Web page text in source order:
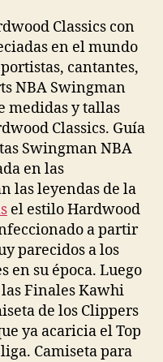
Classics con
en el mundo
cantantes,
NBA Swingman
medidas y tallas
Classics. Guía
Swingman NBA
en las
las leyendas de la
el estilo Hardwood
a partir
parecidos a los
en su época. Luego
Finales Kawhi
de los Clippers
ya acaricia el Top
Camiseta para